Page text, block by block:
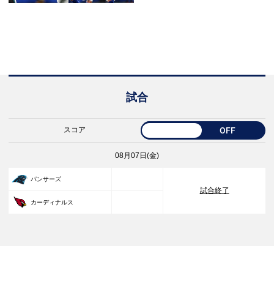
試合
スコア OFF
08月07日(金)
パンサーズ
試合終了
カーディナルス